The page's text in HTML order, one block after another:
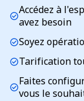
check_circleAccédez à
avez besoin
check_circleSoyez
check_circleTarification
check_circleFaites
vous le